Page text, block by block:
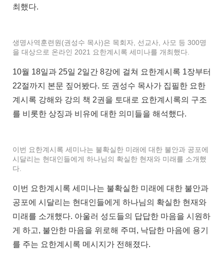
최했다.
생명사역훈련원(권성수 목사)은 목회자, 선교사, 사모 등 300명
을 대상으로 온라인 2021 요한계시록 세미나를 개최했다.
10월 18일과 25일 2일간 8강에 걸쳐 요한계시록 1장부터
22절까지 본문 짚어봤다. 또 권성수 목사가 집필한 요한
계시록 강해와 강의 책 2권을 토대로 요한계시록의 구조
를 비롯한 상징과 비유에 대한 의미들을 해석했다.
이번 요한계시록 세미나는 불확실한 미래에 대한 불안과 공포에
시달리는 현대인들에게 하나님의 확실한 현재와 미래를 소개했
다.
이번 요한계시록 세미나는 불확실한 미래에 대한 불안과
공포에 시달리는 현대인들에게 하나님의 확실한 현재와
미래를 소개했다. 아울러 성도들의 답답한 마음을 시원하
게 하고, 불안한 마음을 위로해 주며, 낙담한 마음에 용기
를 주는 요한계시록 메시지가 전해졌다.